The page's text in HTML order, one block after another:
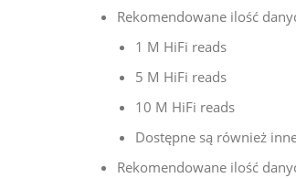
Rekomendowane ilość
1 M HiFi reads
5 M HiFi reads
10 M HiFi reads
Dostępne są również
Rekomendowane ilość